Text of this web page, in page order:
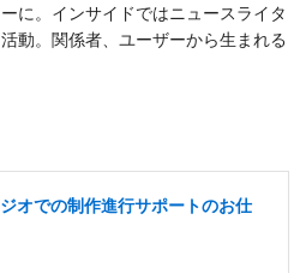
に。インサイドではニュースライタ
動。関係者、ユーザーから生まれる
オでの制作進行サポートのお仕